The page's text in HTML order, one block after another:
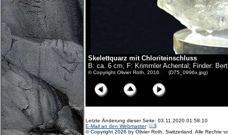
Skelettquarz mit Chloriteinschluss
B: ca. 6 cm, F: Krimmler Achental; Finder:
© Copyright Olivier Roth, 2016. (D75_0996x.jpg)
Letzte Änderung dieser Seite: 03.11.2020 01:58:10
E-Mail an den Webmaster
© Copyright 2026 by Olivier Roth, Switzerland. Alle Rechte